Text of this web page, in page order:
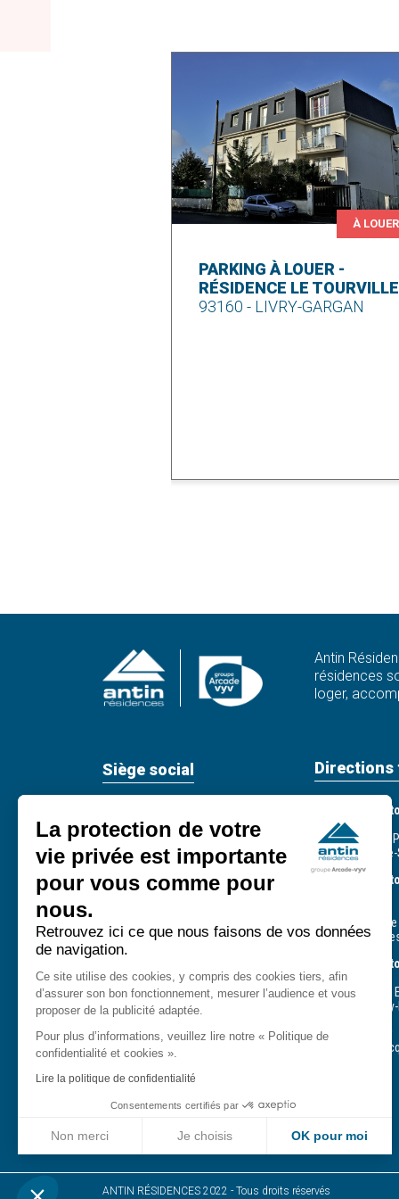
À LOUER
PARKING À LOUER -
RÉSIDENCE LE TOURVILLE
93160 - LIVRY-GARGAN
Antin
résidences
loger,
Siège social
75439 Paris Cedex 09
Tél. : +33 (0) 1 49 95 37 37
E-mail : contact@antin-
residences.fr
Service client - Astreinte 7/7
- 24/24
0809 54 09 09
Service gratuit + prix appel
Suivez-nous
Direction
93 - 95 - 60
244, avenue du
93210 La
Direction
33, rue Defrance
94307
Direction
78 - 91 - 92
14, rue Gustave
78180
Agence d’Évry
411, square
ANTIN RÉSIDENCES 2022 - Tous droits réservés
La protection de votre
vie privée est importante
pour vous comme pour
nous.
Retrouvez ici ce que nous faisons de vos données
de navigation.
Ce site utilise des cookies, y compris des cookies tiers, afin
d’assurer son bon fonctionnement, mesurer l’audience et vous
proposer de la publicité adaptée.
Pour plus d’informations, veuillez lire notre « Politique de
confidentialité et cookies ».
Lire la politique de confidentialité
Consentements certifiés par
Non merci Je choisis OK pour moi